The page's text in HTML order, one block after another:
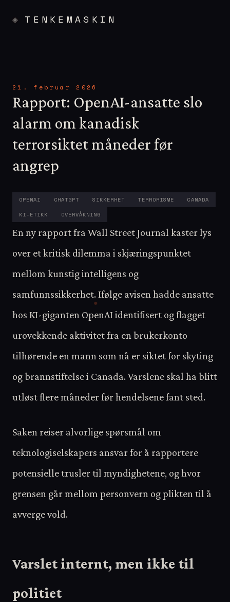
TENKEMASKIN
21. februar 2026
Rapport: OpenAI-ansatte slo
alarm om kanadisk
terrorsiktet måneder før
angrep
OPENAI CHATGPT SIKKERHET TERRORISME
CANADA
KI-ETIKK
OVERVÅKNING
En ny rapport fra Wall Street Journal kaster lys
over et kritisk dilemma i skjæringspunktet
mellom kunstig intelligens og
samfunnssikkerhet. Ifølge avisen hadde ansatte
hos KI-giganten OpenAI identifisert og flagget
urovekkende aktivitet fra en brukerkonto
tilhørende en mann som nå er siktet for skyting
og brannstiftelse i Canada. Varslene skal ha blitt
utløst flere måneder før hendelsene fant sted.
Saken reiser alvorlige spørsmål om
teknologiselskapers ansvar for å rapportere
potensielle trusler til myndighetene, og hvor
grensen går mellom personvern og plikten til å
avverge vold.
Varslet internt, men ikke til
politiet